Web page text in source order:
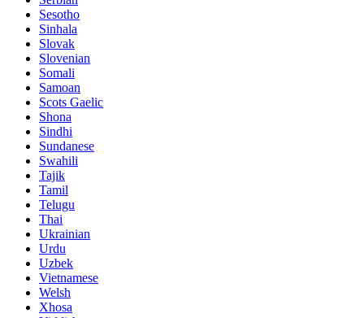
Sesotho
Sinhala
Slovak
Slovenian
Somali
Samoan
Scots Gaelic
Shona
Sindhi
Sundanese
Swahili
Tajik
Tamil
Telugu
Thai
Ukrainian
Urdu
Uzbek
Vietnamese
Welsh
Xhosa